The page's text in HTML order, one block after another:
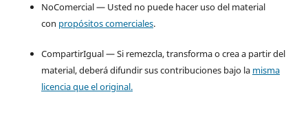
NoComercial — Usted no puede hacer uso del material
con propósitos comerciales.
CompartirIgual — Si remezcla, transforma o crea a partir del
material, deberá difundir sus contribuciones bajo la misma
licencia que el original.